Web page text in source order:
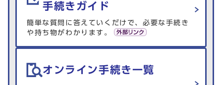
手続きガイド
簡単な質問に答えていくだけで、必要な手続き
や持ち物がわかります。
オンライン手続き一覧